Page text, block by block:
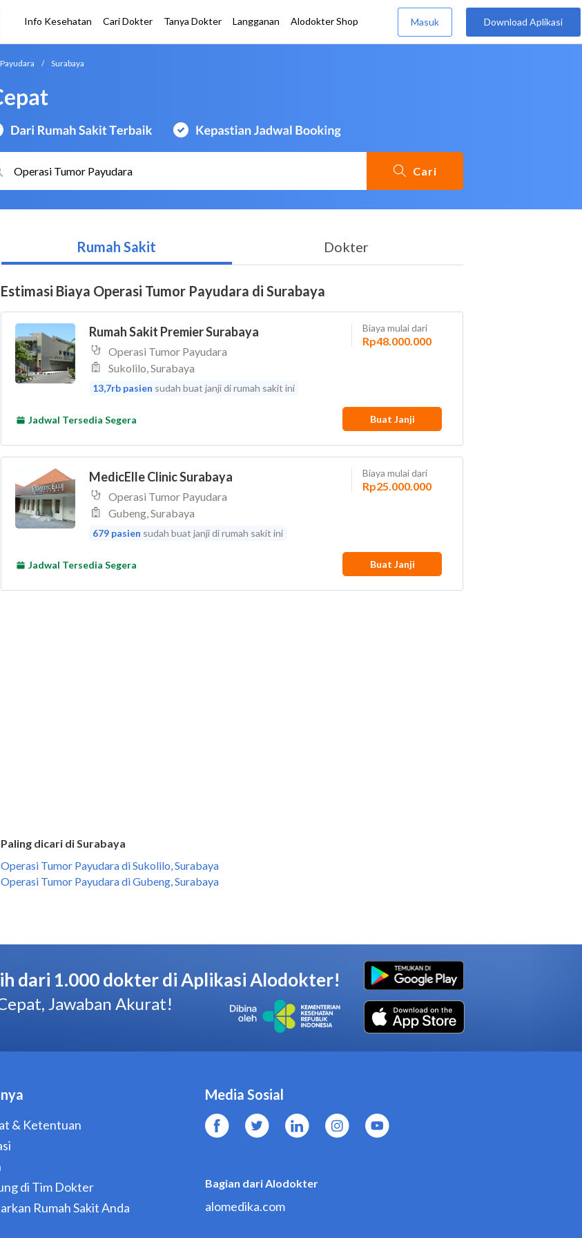
Paling dicari di Surabaya
Operasi Tumor Payudara di Sukolilo, Surabaya
Operasi Tumor Payudara di Gubeng, Surabaya